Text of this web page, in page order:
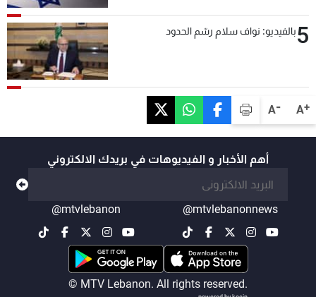
A+
A-
5بالفيديو: نواف سلام رسّم الحدود
أهم الأخبار و الفيديوهات في بريدك الالكتروني
@mtvlebanonnews
@mtvlebanon
© MTV Lebanon. All rights reserved.